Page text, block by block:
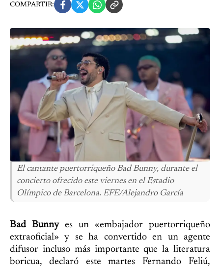
COMPARTIR:
El cantante puertorriqueño Bad Bunny, durante el
concierto ofrecido este viernes en el Estadio
Olímpico de Barcelona. EFE/Alejandro García
Bad Bunnyes un «embajador puertorriqueño
extraoficial» y se ha convertido en un agente
difusor incluso más importante que la literatura
boricua, declaró este martes Fernando Feliú,